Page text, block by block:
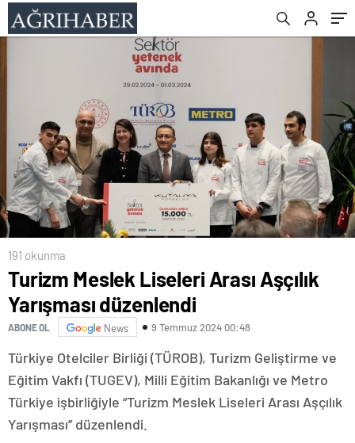
191 okunma
Turizm Meslek Liseleri Arası Aşçılık
Yarışması düzenlendi
ABONE OL News 9 Temmuz 2024 00:48
Türkiye Otelciler Birliği (TÜROB), Turizm Geliştirme ve
Eğitim Vakfı (TUGEV), Milli Eğitim Bakanlığı ve Metro
Türkiye işbirliğiyle “Turizm Meslek Liseleri Arası Aşçılık
Yarışması” düzenlendi.